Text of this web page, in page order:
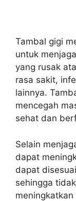
Tambal gigi
untuk
yang rusak
rasa sakit,
lainnya.
mencegah
sehat dan
Selain
dapat
dapat
sehingga